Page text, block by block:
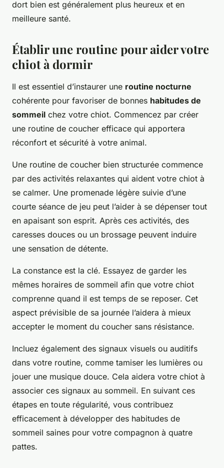
dort bien est généralement plus heureux et en
meilleure santé.
Établir une routine pour aider votre
chiot à dormir
Il est essentiel d’instaurer une routine nocturne
cohérente pour favoriser de bonnes habitudes de
sommeil chez votre chiot. Commencez par créer
une routine de coucher efficace qui apportera
réconfort et sécurité à votre animal.
Une routine de coucher bien structurée commence
par des activités relaxantes qui aident votre chiot à
se calmer. Une promenade légère suivie d’une
courte séance de jeu peut l’aider à se dépenser tout
en apaisant son esprit. Après ces activités, des
caresses douces ou un brossage peuvent induire
une sensation de détente.
La constance est la clé. Essayez de garder les
mêmes horaires de sommeil afin que votre chiot
comprenne quand il est temps de se reposer. Cet
aspect prévisible de sa journée l’aidera à mieux
accepter le moment du coucher sans résistance.
Incluez également des signaux visuels ou auditifs
dans votre routine, comme tamiser les lumières ou
jouer une musique douce. Cela aidera votre chiot à
associer ces signaux au sommeil. En suivant ces
étapes en toute régularité, vous contribuez
efficacement à développer des habitudes de
sommeil saines pour votre compagnon à quatre
pattes.